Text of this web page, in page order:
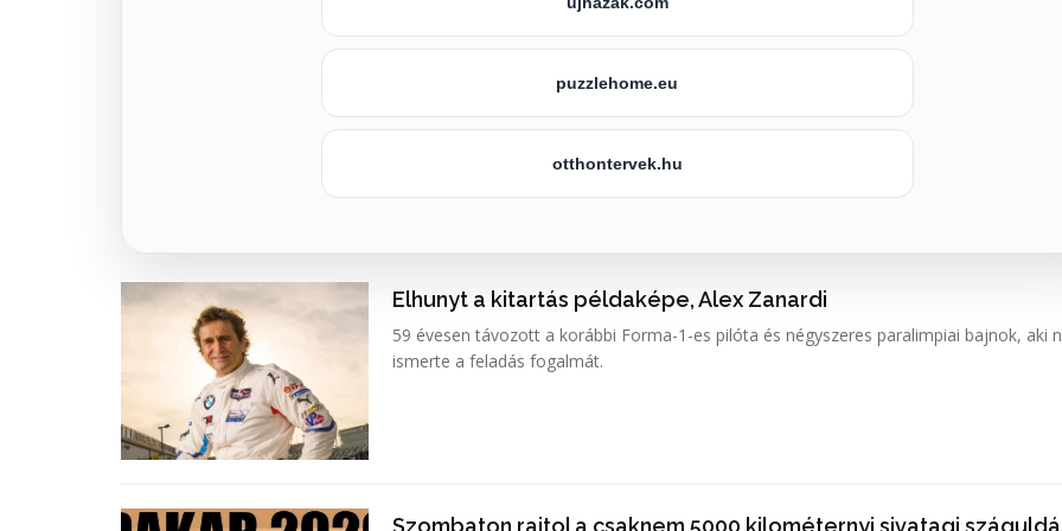
puzzlehome.eu
otthontervek.hu
Elhunyt a kitartás példaképe, Alex Zanardi
59 évesen távozott a korábbi Forma-1-es pilóta és négyszeres paralimpiai bajnok, aki
ismerte a feladás fogalmát.
Szombaton rajtol a csaknem 5000 kilométernyi sivatagi